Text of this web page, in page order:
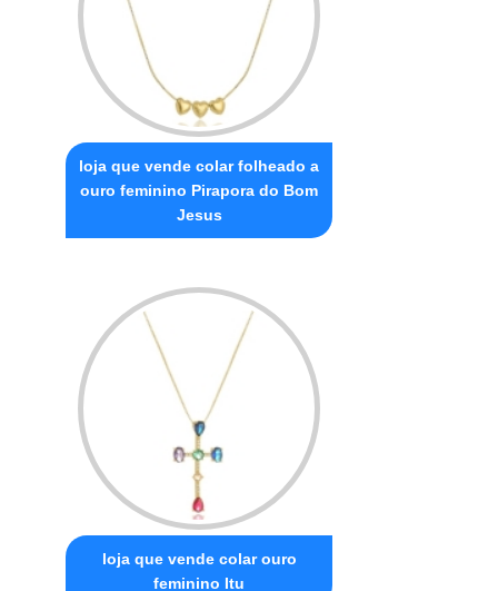
loja que vende colar folheado a
ouro feminino Pirapora do Bom
Jesus
loja que vende colar ouro
feminino Itu